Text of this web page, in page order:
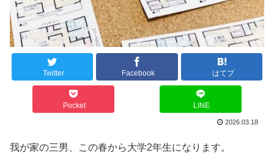
Twitter Facebook はてブ
Pocket LINE
2026.03.18
我が家の三男、この春から大学2年生になります。